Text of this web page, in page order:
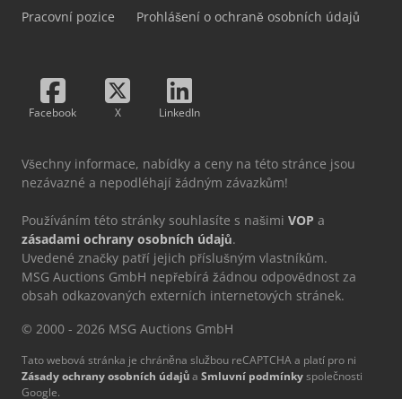
Pracovní pozice Prohlášení o ochraně osobních údajů
Facebook X LinkedIn
Všechny informace, nabídky a ceny na této stránce jsou
nezávazné a nepodléhají žádným závazkům!
Používáním této stránky souhlasíte s našimi VOP a
zásadami ochrany osobních údajů.
Uvedené značky patří jejich příslušným vlastníkům.
MSG Auctions GmbH nepřebírá žádnou odpovědnost za
obsah odkazovaných externích internetových stránek.
© 2000 - 2026 MSG Auctions GmbH
Tato webová stránka je chráněna službou reCAPTCHA a platí pro ni
Zásady ochrany osobních údajůa Smluvní podmínkyspolečnosti
Google.